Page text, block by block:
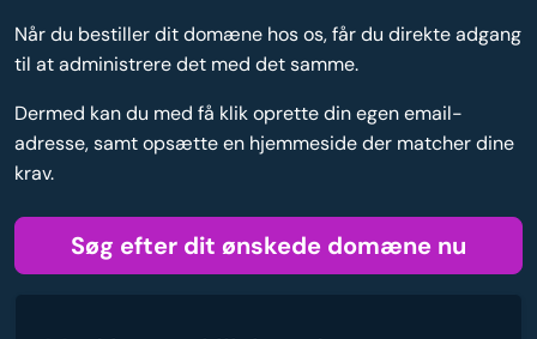
Når du bestiller dit domæne hos os, får du direkte adgang
til at administrere det med det samme.
Dermed kan du med få klik oprette din egen email-
adresse, samt opsætte en hjemmeside der matcher dine
krav.
Søg efter dit ønskede domæne nu